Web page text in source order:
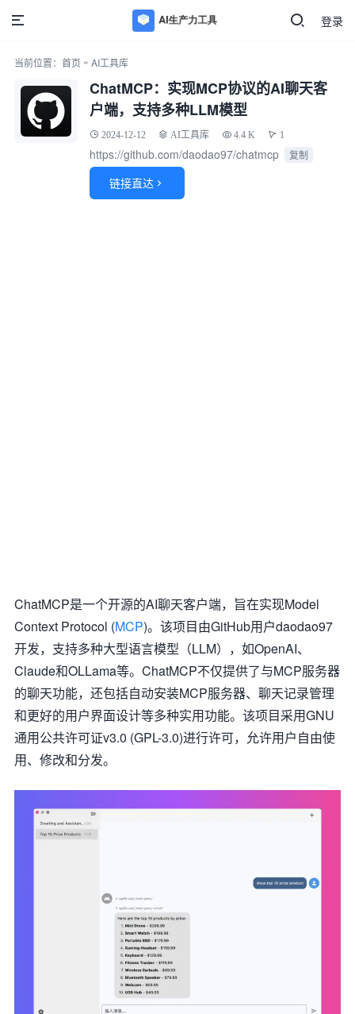
登录
当前位置： 首页 » AI工具库
ChatMCP：实现MCP协议的AI聊天客
户端，支持多种LLM模型
2024-12-12 AI工具库 4.4 K 1
https://github.com/daodao97/chatmcp 复制
链接直达 
ChatMCP是一个开源的AI聊天客户端，旨在实现Model
Context Protocol (MCP)。该项目由GitHub用户daodao97
开发，支持多种大型语言模型（LLM），如OpenAI、
Claude和OLLama等。ChatMCP不仅提供了与MCP服务器
的聊天功能，还包括自动安装MCP服务器、聊天记录管理
和更好的用户界面设计等多种实用功能。该项目采用GNU
通用公共许可证v3.0 (GPL-3.0)进行许可，允许用户自由使
用、修改和分发。